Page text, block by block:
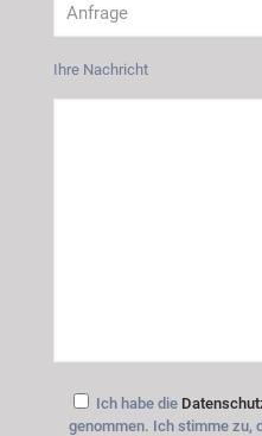
Ihre Nachricht
Ich habe die
genommen. Ich stimme zu,